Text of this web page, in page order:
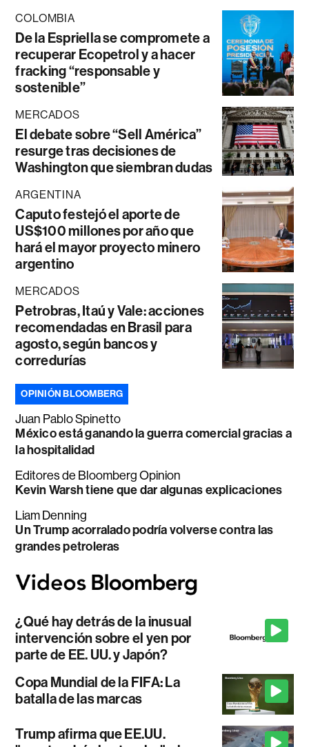
COLOMBIA
De la Espriella se compromete a
recuperar Ecopetrol y a hacer
fracking “responsable y
sostenible”
MERCADOS
El debate sobre “Sell América”
resurge tras decisiones de
Washington que siembran dudas
ARGENTINA
Caputo festejó el aporte de
US$100 millones por año que
hará el mayor proyecto minero
argentino
MERCADOS
Petrobras, Itaú y Vale: acciones
recomendadas en Brasil para
agosto, según bancos y
corredurías
OPINIÓN BLOOMBERG
Juan Pablo Spinetto
México está ganando la guerra comercial gracias a
la hospitalidad
Editores de Bloomberg Opinion
Kevin Warsh tiene que dar algunas explicaciones
Liam Denning
Un Trump acorralado podría volverse contra las
grandes petroleras
¿Qué hay detrás de la inusual
intervención sobre el yen por
parte de EE. UU. y Japón?
Copa Mundial de la FIFA: La
batalla de las marcas
Trump afirma que EE.UU.